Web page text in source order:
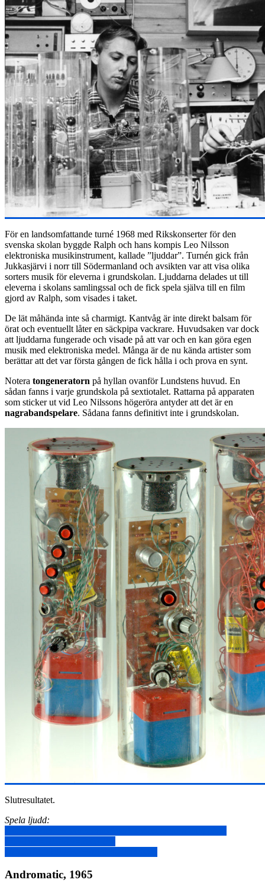
För en landsomfattande turné 1968 med Rikskonserter för den
svenska skolan byggde Ralph och hans kompis Leo Nilsson
elektroniska musikinstrument, kallade ”ljuddar”. Turnén gick från
Jukkasjärvi i norr till Södermanland och avsikten var att visa olika
sorters musik för eleverna i grundskolan. Ljuddarna delades ut till
eleverna i skolans samlingssal och de fick spela själva till en film
gjord av Ralph, som visades i taket.
De lät måhända inte så charmigt. Kantvåg är inte direkt balsam för
örat och eventuellt låter en säckpipa vackrare. Huvudsaken var dock
att ljuddarna fungerade och visade på att var och en kan göra egen
musik med elektroniska medel. Många är de nu kända artister som
berättar att det var första gången de fick hålla i och prova en synt.
Notera tongeneratorn på hyllan ovanför Lundstens huvud. En
sådan fanns i varje grundskola på sextiotalet. Rattarna på apparaten
som sticker ut vid Leo Nilssons högeröra antyder att det är en
nagrabandspelare. Sådana fanns definitivt inte i grundskolan.
Slutresultatet.
Spela ljudd:
Andromatic, 1965